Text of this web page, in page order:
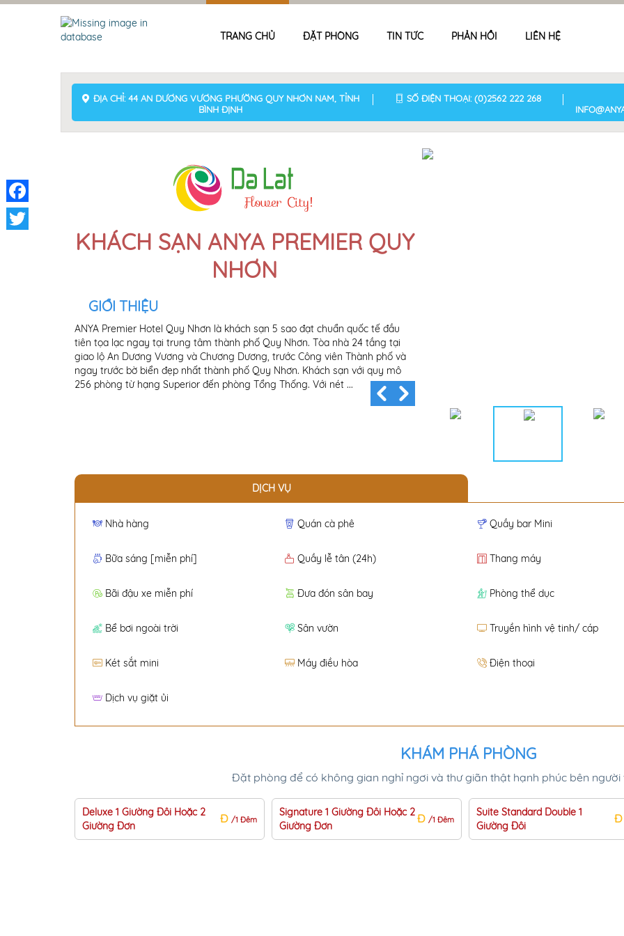
TRANG CHỦ ĐẶT PHÒNG TIN TỨC PHẢN HỒI LIÊN HỆ
ĐỊA CHỈ: 44 AN DƯƠNG VƯƠNG PHƯỜNG QUY NHƠN NAM, TỈNH
BÌNH ĐỊNH
SỐ ĐIỆN THOẠI: (0)2562 222 268
KHÁCH SẠN ANYA PREMIER QUY
NHƠN
GIỚI THIỆU
ANYA Premier Hotel Quy Nhơn là khách sạn 5 sao đạt chuẩn quốc tế đầu
tiên tọa lạc ngay tại trung tâm thành phố Quy Nhơn. Tòa nhà 24 tầng tại
giao lộ An Dương Vương và Chương Dương, trước Công viên Thành phố và
ngay trước bờ biển đẹp nhất thành phố Quy Nhơn. Khách sạn với quy mô
256 phòng từ hạng Superior đến phòng Tổng Thống. Với nét ...
DỊCH VỤ
Nhà hàng Quán cà phê Quầy bar Mini
Bữa sáng [miễn phí] Quầy lễ tân (24h) Thang máy
Bãi đậu xe miễn phí Đưa đón sân bay Phòng thể dục
Bể bơi ngoài trời Sân vườn Truyền hình vệ tinh/ cáp
Két sắt mini Máy điều hòa Điện thoại
Dịch vụ giặt ủi
KHÁM PHÁ PHÒNG
Đặt phòng để có không gian nghỉ ngơi và thư giãn thật hạnh phúc bên người
Đ /1 Đêm
Deluxe 1 Giường Đôi Hoặc 2
Giường Đơn
Đ /1 Đêm
Signature 1 Giường Đôi Hoặc 2
Giường Đơn
Đ
Suite Standard Double 1
Giường Đôi
Facebook